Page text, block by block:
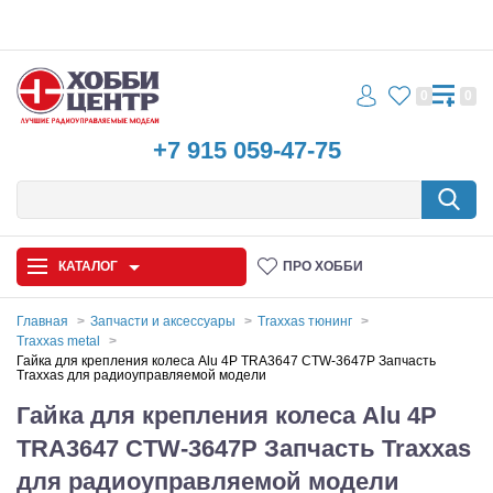
+7 915 059-47-75
0 0
КАТАЛОГ ПРО ХОББИ
Автомодели
Запчасти и аксессуары
Игрушки
Главная Запчасти и аксессуары
Traxxas тюнинг
Traxxas metal
Гайка для крепления колеса Alu 4P TRA3647 CTW-3647P Запчасть
Traxxas для радиоуправляемой модели
Гайка для крепления колеса Alu 4P
TRA3647 CTW-3647P Запчасть Traxxas
для радиоуправляемой модели